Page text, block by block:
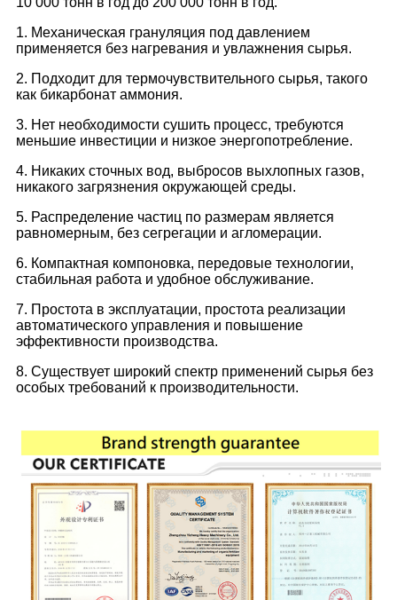
1. Механическая грануляция под давлением
применяется без нагревания и увлажнения сырья.
2. Подходит для термочувствительного сырья, такого
как бикарбонат аммония.
3. Нет необходимости сушить процесс, требуются
меньшие инвестиции и низкое энергопотребление.
4. Никаких сточных вод, выбросов выхлопных газов,
никакого загрязнения окружающей среды.
5. Распределение частиц по размерам является
равномерным, без сегрегации и агломерации.
6. Компактная компоновка, передовые технологии,
стабильная работа и удобное обслуживание.
7. Простота в эксплуатации, простота реализации
автоматического управления и повышение
эффективности производства.
8. Существует широкий спектр применений сырья без
особых требований к производительности.